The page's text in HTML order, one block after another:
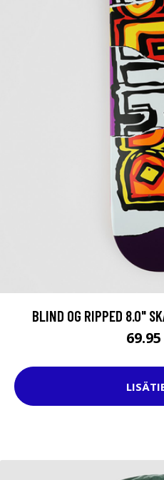
BLIND OG RIPPED 8.0"